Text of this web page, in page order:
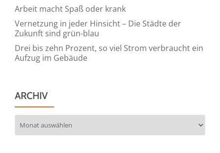
Arbeit macht Spaß oder krank
Vernetzung in jeder Hinsicht – Die Städte der
Zukunft sind grün-blau
Drei bis zehn Prozent, so viel Strom verbraucht ein
Aufzug im Gebäude
ARCHIV